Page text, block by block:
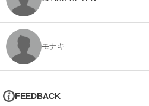
モナキ
FEEDBACK